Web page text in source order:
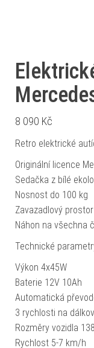
8 090 Kč
Retro elektrické
Originální licence
Sedačka z bílé
Nosnost do 100 kg
Zavazadlový prostor
Náhon na všechna
Technické
Výkon 4x45W
Baterie 12V 10Ah
Automatická
3 rychlosti na
Rozměry vozidla
Rychlost 5-7 km/h